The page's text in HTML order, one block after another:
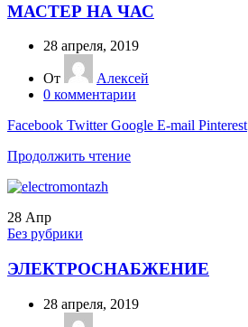
МАСТЕР НА ЧАС
28 апреля, 2019
От
Алексей
0 комментарии
Facebook Twitter Google E-mail Pinterest
Продолжить чтение
28 Апр
Без рубрики
ЭЛЕКТРОСНАБЖЕНИЕ
28 апреля, 2019